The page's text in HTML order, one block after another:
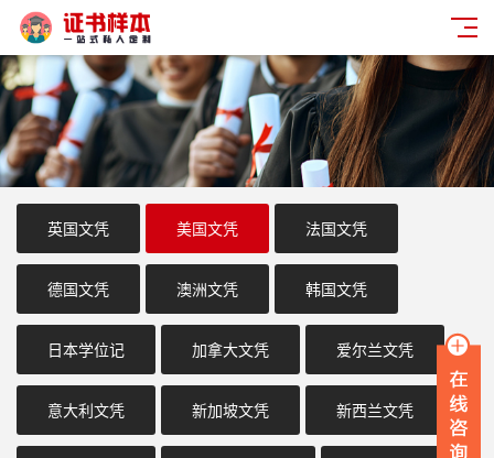
英国文凭 美国文凭 法国文凭
德国文凭 澳洲文凭 韩国文凭
日本学位记 加拿大文凭 爱尔兰文凭
意大利文凭 新加坡文凭 新西兰文凭